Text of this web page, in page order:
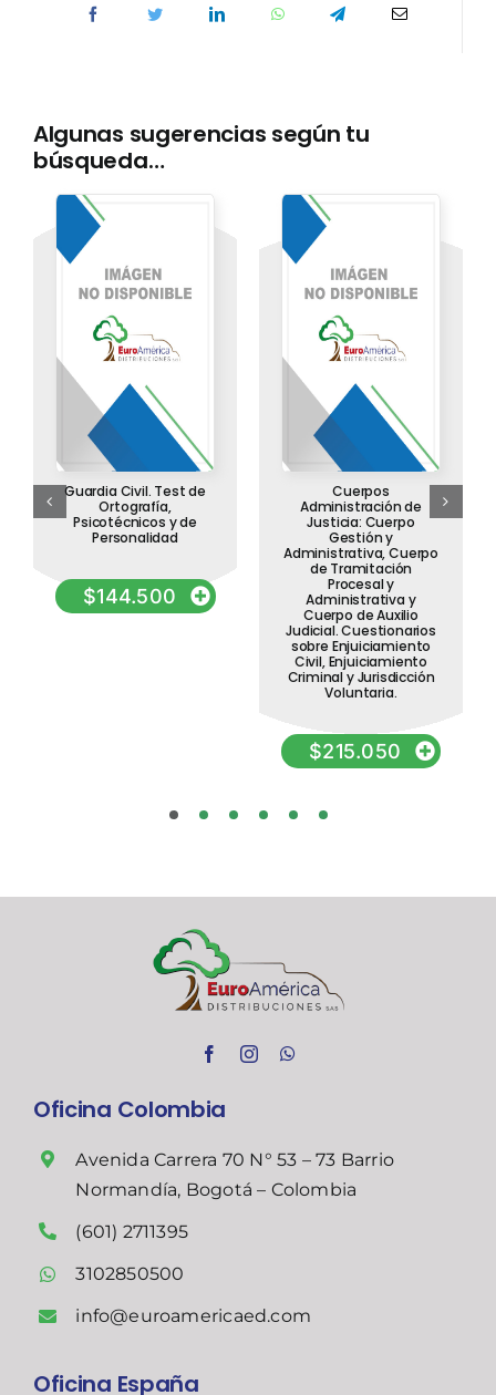
MASTERD
Algunas sugerencias según tu
búsqueda…
Guardia Civil. Test de
Ortografía,
Psicotécnicos y de
Personalidad
$144.500
Cuerpos
Administración de
Justicia: Cuerpo
Gestión y
Administrativa, Cuerpo
de Tramitación
Procesal y
Administrativa y
Cuerpo de Auxilio
Judicial. Cuestionarios
sobre Enjuiciamiento
Civil, Enjuiciamiento
Criminal y Jurisdicción
Voluntaria.
$215.050
Oficina Colombia
Avenida Carrera 70 N° 53 – 73 Barrio
Normandía, Bogotá – Colombia
(601) 2711395
3102850500
info@euroamericaed.com
Oficina España